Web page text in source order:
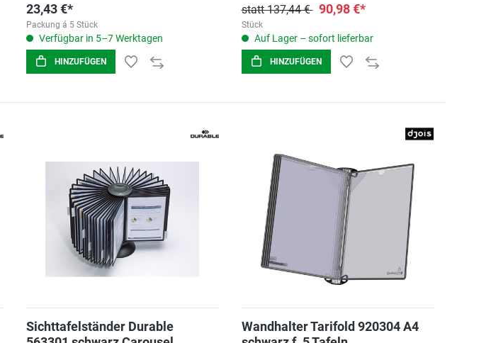
23,43 €*
Packung á 5 Stück
Verfügbar in 5–7 Werktagen
HINZUFÜGEN
statt 137,44 € 90,98 €*
Stück
Auf Lager – sofort lieferbar
HINZUFÜGEN
Sichttafelständer Durable
Wandhalter Tarifold 920304 A4